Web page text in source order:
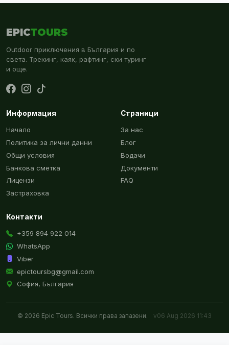
EPICTOURS
Outdoor приключения в България и по
света. Трекинг, каяк, рафтинг, ски туринг
и още.
Информация
Начало
Политика за лични данни
Общи условия
Банкова сметка
Лицензи
Застраховка
Страници
За нас
Блог
Водачи
Документи
FAQ
Контакти
+359 894 922 014
WhatsApp
Viber
epictoursbg@gmail.com
София, България
© 2026 Epic Tours. Всички права запазени. v06 Aug 2026 11:43